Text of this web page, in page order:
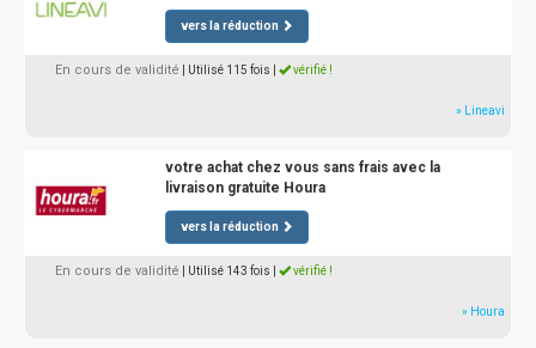
vers la réduction
En cours de validité | Utilisé 115 fois vérifié !
» Lineavi
votre achat chez vous sans frais avec la
livraison gratuite Houra
vers la réduction
En cours de validité | Utilisé 143 fois vérifié !
» Houra